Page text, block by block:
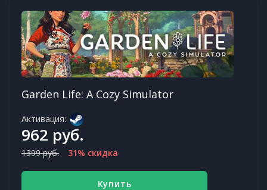
Garden Life: A Cozy Simulator
Активация:
962 руб.
1399 руб. 31% скидка
Купить